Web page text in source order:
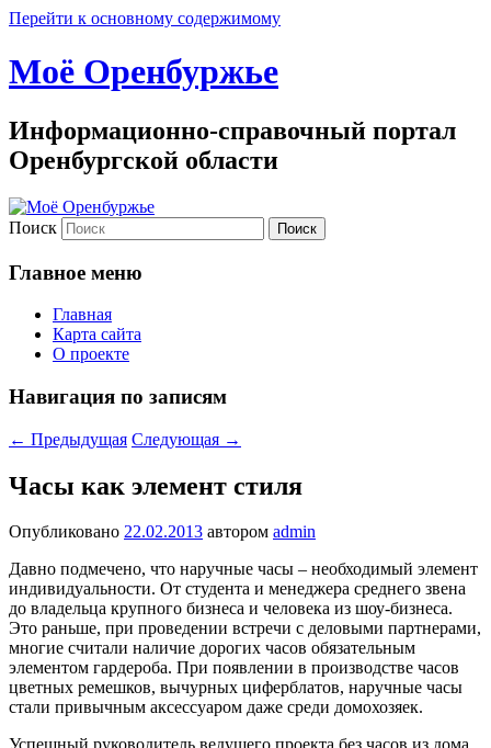
Перейти к основному содержимому
Моё Оренбуржье
Информационно-справочный портал
Оренбургской области
Поиск
Главное меню
Главная
Карта сайта
О проекте
Навигация по записям
← Предыдущая Следующая →
Часы как элемент стиля
Опубликовано 22.02.2013 автором admin
Давно подмечено, что наручные часы – необходимый элемент
индивидуальности. От студента и менеджера среднего звена
до владельца крупного бизнеса и человека из шоу-бизнеса.
Это раньше, при проведении встречи с деловыми партнерами,
многие считали наличие дорогих часов обязательным
элементом гардероба. При появлении в производстве часов
цветных ремешков, вычурных циферблатов, наручные часы
стали привычным аксессуаром даже среди домохозяек.